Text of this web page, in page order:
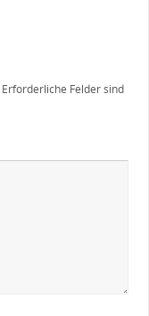
Erforderliche Felder sind